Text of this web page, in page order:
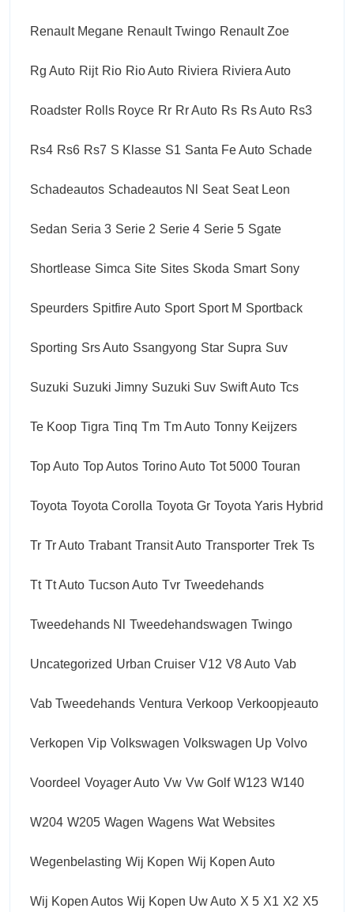
Renault Megane Renault Twingo Renault Zoe
Rg Auto Rijt Rio Rio Auto Riviera Riviera Auto
Roadster Rolls Royce Rr Rr Auto Rs Rs Auto Rs3
Rs4 Rs6 Rs7 S Klasse S1 Santa Fe Auto Schade
Schadeautos Schadeautos Nl Seat Seat Leon
Sedan Seria 3 Serie 2 Serie 4 Serie 5 Sgate
Shortlease Simca Site Sites Skoda Smart Sony
Speurders Spitfire Auto Sport Sport M Sportback
Sporting Srs Auto Ssangyong Star Supra Suv
Suzuki Suzuki Jimny Suzuki Suv Swift Auto Tcs
Te Koop Tigra Tinq Tm Tm Auto Tonny Keijzers
Top Auto Top Autos Torino Auto Tot 5000 Touran
Toyota Toyota Corolla Toyota Gr Toyota Yaris Hybrid
Tr Tr Auto Trabant Transit Auto Transporter Trek Ts
Tt Tt Auto Tucson Auto Tvr Tweedehands
Tweedehands Nl Tweedehandswagen Twingo
Uncategorized Urban Cruiser V12 V8 Auto Vab
Vab Tweedehands Ventura Verkoop Verkoopjeauto
Verkopen Vip Volkswagen Volkswagen Up Volvo
Voordeel Voyager Auto Vw Vw Golf W123 W140
W204 W205 Wagen Wagens Wat Websites
Wegenbelasting Wij Kopen Wij Kopen Auto
Wij Kopen Autos Wij Kopen Uw Auto X 5 X1 X2 X5